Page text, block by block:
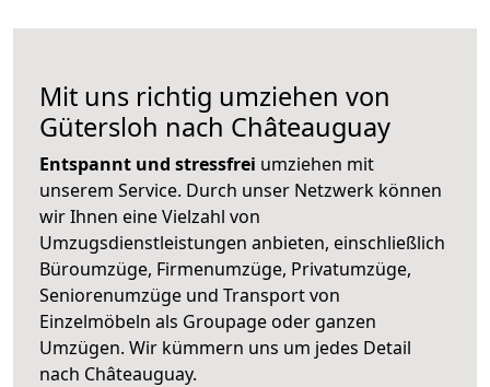
Mit uns richtig umziehen von
Gütersloh nach Châteauguay
Entspannt und stressfrei umziehen mit
unserem Service. Durch unser Netzwerk können
wir Ihnen eine Vielzahl von
Umzugsdienstleistungen anbieten, einschließlich
Büroumzüge, Firmenumzüge, Privatumzüge,
Seniorenumzüge und Transport von
Einzelmöbeln als Groupage oder ganzen
Umzügen. Wir kümmern uns um jedes Detail
nach Châteauguay.